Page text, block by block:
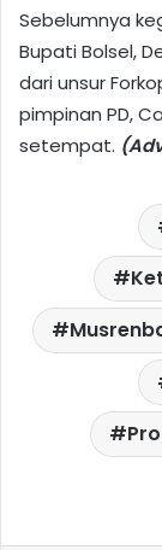
Sebelumnya
Bupati Bolsel,
dari unsur
pimpinan PD,
setempat.